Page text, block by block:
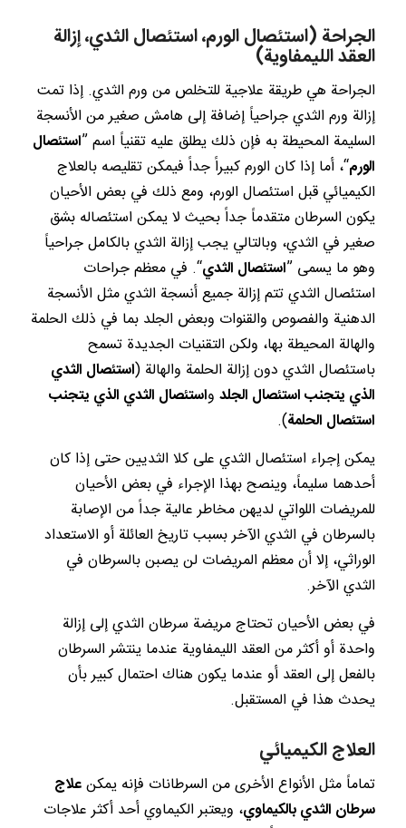
الجراحة (استئصال الورم، استئصال الثدي، إزالة
العقد الليمفاوية)
الجراحة هي طريقة علاجية للتخلص من ورم الثدي. إذا تمت
إزالة ورم الثدي جراحياً إضافة إلى هامش صغير من الأنسجة
السليمة المحيطة به فإن ذلك يطلق عليه تقنياً اسم ”استئصال
الورم“، أما إذا كان الورم كبيراً جداً فيمكن تقليصه بالعلاج
الكيميائي قبل استئصال الورم، ومع ذلك في بعض الأحيان
يكون السرطان متقدماً جداً بحيث لا يمكن استئصاله بشق
صغير في الثدي، وبالتالي يجب إزالة الثدي بالكامل جراحياً
وهو ما يسمى ”استئصال الثدي“. في معظم جراحات
استئصال الثدي تتم إزالة جميع أنسجة الثدي مثل الأنسجة
الدهنية والفصوص والقنوات وبعض الجلد بما في ذلك الحلمة
والهالة المحيطة بها، ولكن التقنيات الجديدة تسمح
باستئصال الثدي دون إزالة الحلمة والهالة (استئصال الثدي
الذي يتجنب استئصال الجلدواستئصال الثدي الذي يتجنب
استئصال الحلمة).
يمكن إجراء استئصال الثدي على كلا الثديين حتى إذا كان
أحدهما سليماً، وينصح بهذا الإجراء في بعض الأحيان
للمريضات اللواتي لديهن مخاطر عالية جداً من الإصابة
بالسرطان في الثدي الآخر بسبب تاريخ العائلة أو الاستعداد
الوراثي، إلا أن معظم المريضات لن يصبن بالسرطان في
الثدي الآخر.
في بعض الأحيان تحتاج مريضة سرطان الثدي إلى إزالة
واحدة أو أكثر من العقد الليمفاوية عندما ينتشر السرطان
بالفعل إلى العقد أو عندما يكون هناك احتمال كبير بأن
يحدث هذا في المستقبل.
العلاج الكيميائي
تماماً مثل الأنواع الأخرى من السرطانات فإنه يمكنعلاج
سرطان الثدي بالكيماوي، ويعتبر الكيماوي أحد أكثر علاجات